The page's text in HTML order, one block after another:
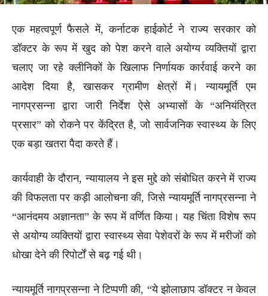
एक महत्वपूर्ण फैसले में, कर्नाटक हाईकोर्ट ने राज्य सरकार को
डॉक्टर के रूप में खुद को पेश करने वाले अयोग्य व्यक्तियों द्वारा
चलाए जा रहे क्लीनिकों के खिलाफ निर्णायक कार्रवाई करने का
आदेश दिया है, खासकर ग्रामीण क्षेत्रों में। न्यायमूर्ति एम
नागप्रसन्ना द्वारा जारी निर्देश ऐसे अभ्यासों के “अनियंत्रित
प्रसार” को रोकने पर केंद्रित है, जो सार्वजनिक स्वास्थ्य के लिए
एक बड़ा खतरा पैदा करते हैं।
कार्यवाही के दौरान, न्यायालय ने इस मुद्दे को संबोधित करने में राज्य
की विफलता पर कड़ी आलोचना की, जिसे न्यायमूर्ति नागप्रसन्ना ने
“आनंदमय अज्ञानता” के रूप में वर्णित किया। यह चिंता विशेष रूप
से अयोग्य व्यक्तियों द्वारा स्वास्थ्य सेवा पेशेवरों के रूप में मरीजों को
धोखा देने की रिपोर्टों से बढ़ गई थी।
न्यायमूर्ति नागप्रसन्ना ने टिप्पणी की, “ये झोलाछाप डॉक्टर न केवल